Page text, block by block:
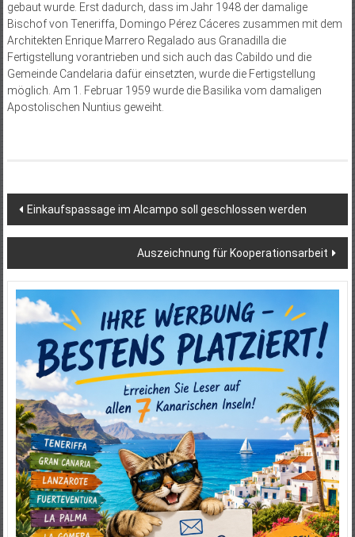
gebaut wurde. Erst dadurch, dass im Jahr 1948 der damalige
Bischof von Teneriffa, Domingo Pérez Cáceres zusammen mit dem
Architekten Enrique Marrero Regalado aus Granadilla die
Fertigstellung vorantrieben und sich auch das Cabildo und die
Gemeinde Candelaria dafür einsetzten, wurde die Fertigstellung
möglich. Am 1. Februar 1959 wurde die Basilika vom damaligen
Apostolischen Nuntius geweiht.
Beitragsnavigation
Einkaufspassage im Alcampo soll geschlossen werden
Auszeichnung für Kooperationsarbeit